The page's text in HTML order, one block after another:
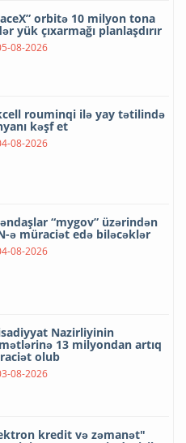
orbitə 10 milyon tona
yük çıxarmağı planlaşdırır
08-2026
rouminqi ilə yay tətilində
kəşf et
08-2026
“mygov” üzərindən
ə müraciət edə biləcəklər
08-2026
Nazirliyinin
13 milyondan artıq
olub
08-2026
kredit və zəmanət"